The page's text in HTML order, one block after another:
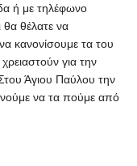
ή με τηλέφωνο
θέλατε να
κανονίσουμε τα του
για την
Άγιου Παύλου την
να τα πούμε από